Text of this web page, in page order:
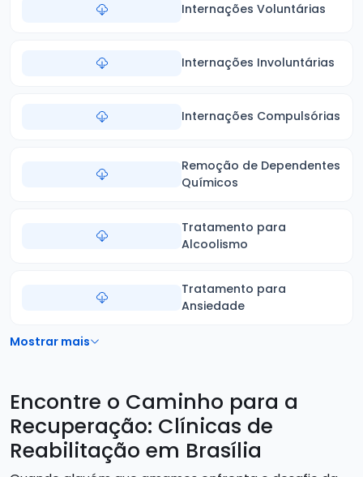
Internações Voluntárias
Internações Involuntárias
Internações Compulsórias
Remoção de Dependentes
Químicos
Tratamento para
Alcoolismo
Tratamento para
Ansiedade
Mostrar mais
Encontre o Caminho para a
Recuperação: Clínicas de
Reabilitação em Brasília